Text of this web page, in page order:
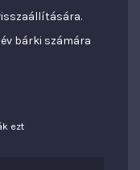
bárki számára
ezt